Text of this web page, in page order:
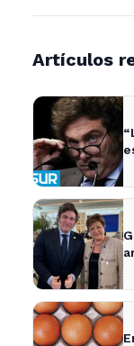
Artículos